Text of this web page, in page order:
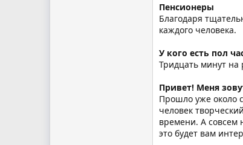
Пенсионеры
Благодаря
каждого человека.
У кого есть пол
Тридцать минут на
Привет! Меня
Прошло уже около
человек
времени. А совсем
это будет вам